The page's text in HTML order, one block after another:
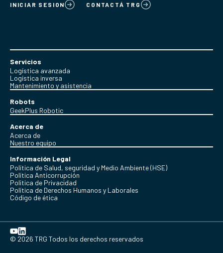
INICIAR SESION CONTACTÁ TRG
Servicios
Logística avanzada
Logística inversa
Mantenimiento y asistencia
Robots
GeekPlus Robotic
Acerca de
Acerca de
Nuestro equipo
Información Legal
Política de Salud, seguridad y Medio Ambiente (HSE)
Política Anticorrupción
Politica de Privacidad
Política de Derechos Humanos y Laborales
Código de ética
© 2026 TRG Todos los derechos reservados